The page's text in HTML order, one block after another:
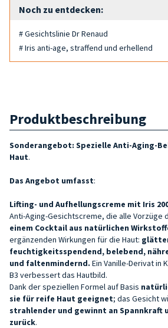
Noch zu entdecken:
# Gesichtslinie Dr Renaud
# Iris anti-age, straffend und erhellend
Produktbeschreibung
Sonderangebot: Spezielle Anti-Aging-
Haut.
Das Angebot umfasst:
Lifting- und Aufhellungscreme mit Iris
Anti-Aging-Gesichtscreme, die alle Vorzüge
einem Cocktail aus natürlichen
ergänzenden Wirkungen für die Haut:
feuchtigkeitsspendend, belebend,
und faltenmindernd. Ein Vanille-Derivat in
B3 verbessert das Hautbild.
Dank der speziellen Formel auf Basis
sie für reife Haut geeignet; das Gesicht
strahlender und gewinnt an Spannkraft
zurück.